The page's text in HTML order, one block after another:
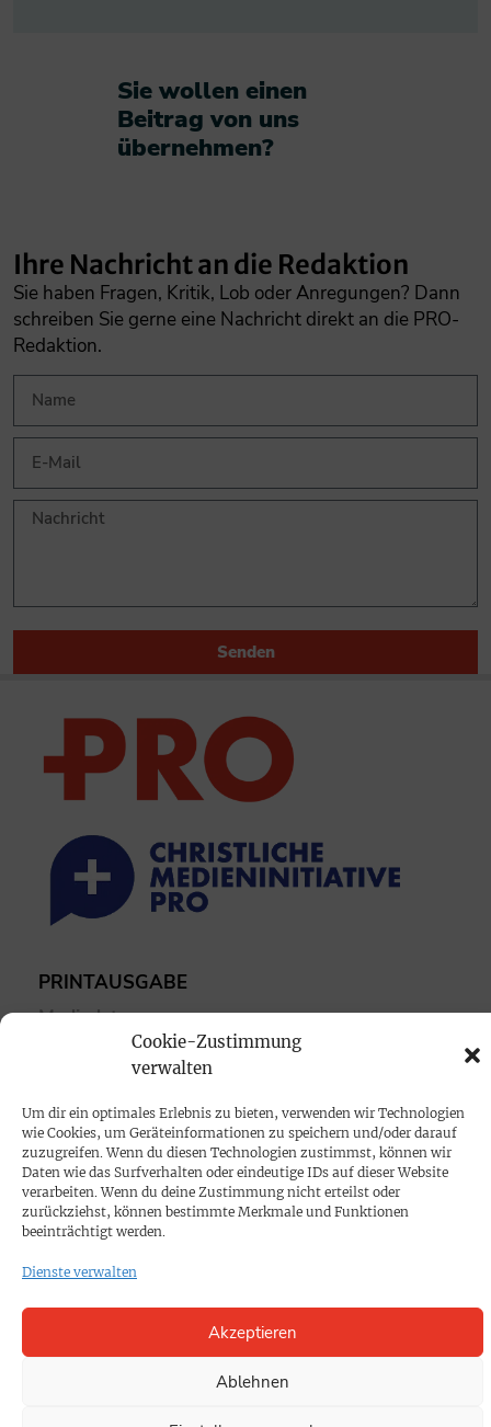
Cookie-Zustimmung
verwalten
Um dir ein optimales Erlebnis zu bieten, verwenden wir Technologien
wie Cookies, um Geräteinformationen zu speichern und/oder darauf
zuzugreifen. Wenn du diesen Technologien zustimmst, können wir
Daten wie das Surfverhalten oder eindeutige IDs auf dieser Website
verarbeiten. Wenn du deine Zustimmung nicht erteilst oder
zurückziehst, können bestimmte Merkmale und Funktionen
beeinträchtigt werden.
Dienste verwalten
Akzeptieren
Ablehnen
Sie wollen einen
Beitrag von uns
übernehmen?​
Ihre Nachricht an die Redaktion
Sie haben Fragen, Kritik, Lob oder Anregungen? Dann
schreiben Sie gerne eine Nachricht direkt an die PRO-
Redaktion.
Senden
PRINTAUSGABE
Mediadaten
PROKOMPAKT
Impressum
SPENDEN
Datenschutz
KONTAKT
Cookie-Richtlinie